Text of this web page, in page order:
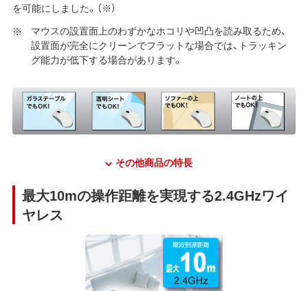
を可能にしました。（※）
マウスの設置面上のわずかなホコリや凹凸を読み取るため、
設置面が完全にクリーンでフラットな場合では、トラッキン
グ能力が低下する場合があります。
その他商品の特長
最大10mの操作距離を実現する2.4GHzワイ
ヤレス